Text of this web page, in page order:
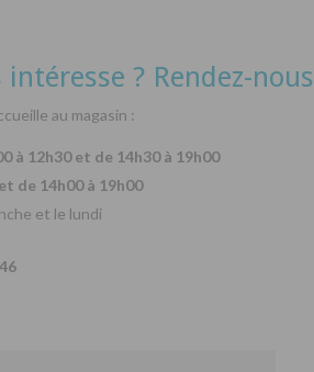
? Rendez-
au magasin :
à 12h30 et de 14h30 à 19h00
de 14h00 à 19h00
et le lundi